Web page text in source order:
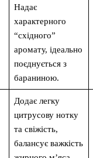
Надає
характерного
“східного”
аромату, ідеально
поєднується з
бараниною.
Додає легку
цитрусову нотку
та свіжість,
балансує важкість